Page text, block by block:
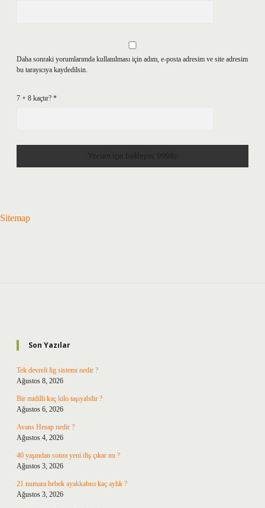
Daha sonraki yorumlarımda kullanılması için adım, e-posta adresim ve site adresim
bu tarayıcıya kaydedilsin.
7 + 8 kaçtır? *
Sitemap
Son Yazılar
Tek devreli lig sistemi nedir ?
Ağustos 8, 2026
Bir midilli kaç kilo taşıyabilir ?
Ağustos 6, 2026
Avans Hesap nedir ?
Ağustos 4, 2026
40 yaşından sonra yeni diş çıkar mı ?
Ağustos 3, 2026
21 numara bebek ayakkabısı kaç aylık ?
Ağustos 3, 2026